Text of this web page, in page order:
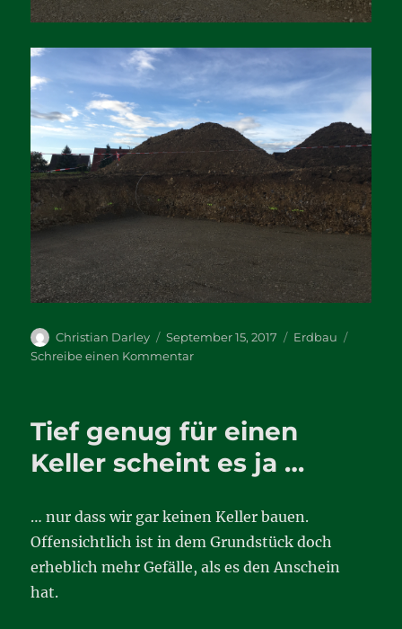
Autor
Christian Darley
Veröffentlicht
am
September 15, 2017 Kategorien
Erdbau
Schreibe einen Kommentarzu
erreicht
Tief genug für einen
Keller scheint es ja …
… nur dass wir gar keinen Keller bauen.
Offensichtlich ist in dem Grundstück doch
erheblich mehr Gefälle, als es den Anschein
hat.